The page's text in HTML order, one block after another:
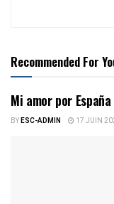
Recommended For
Mi amor por España
BYESC-ADMIN 17 JUIN